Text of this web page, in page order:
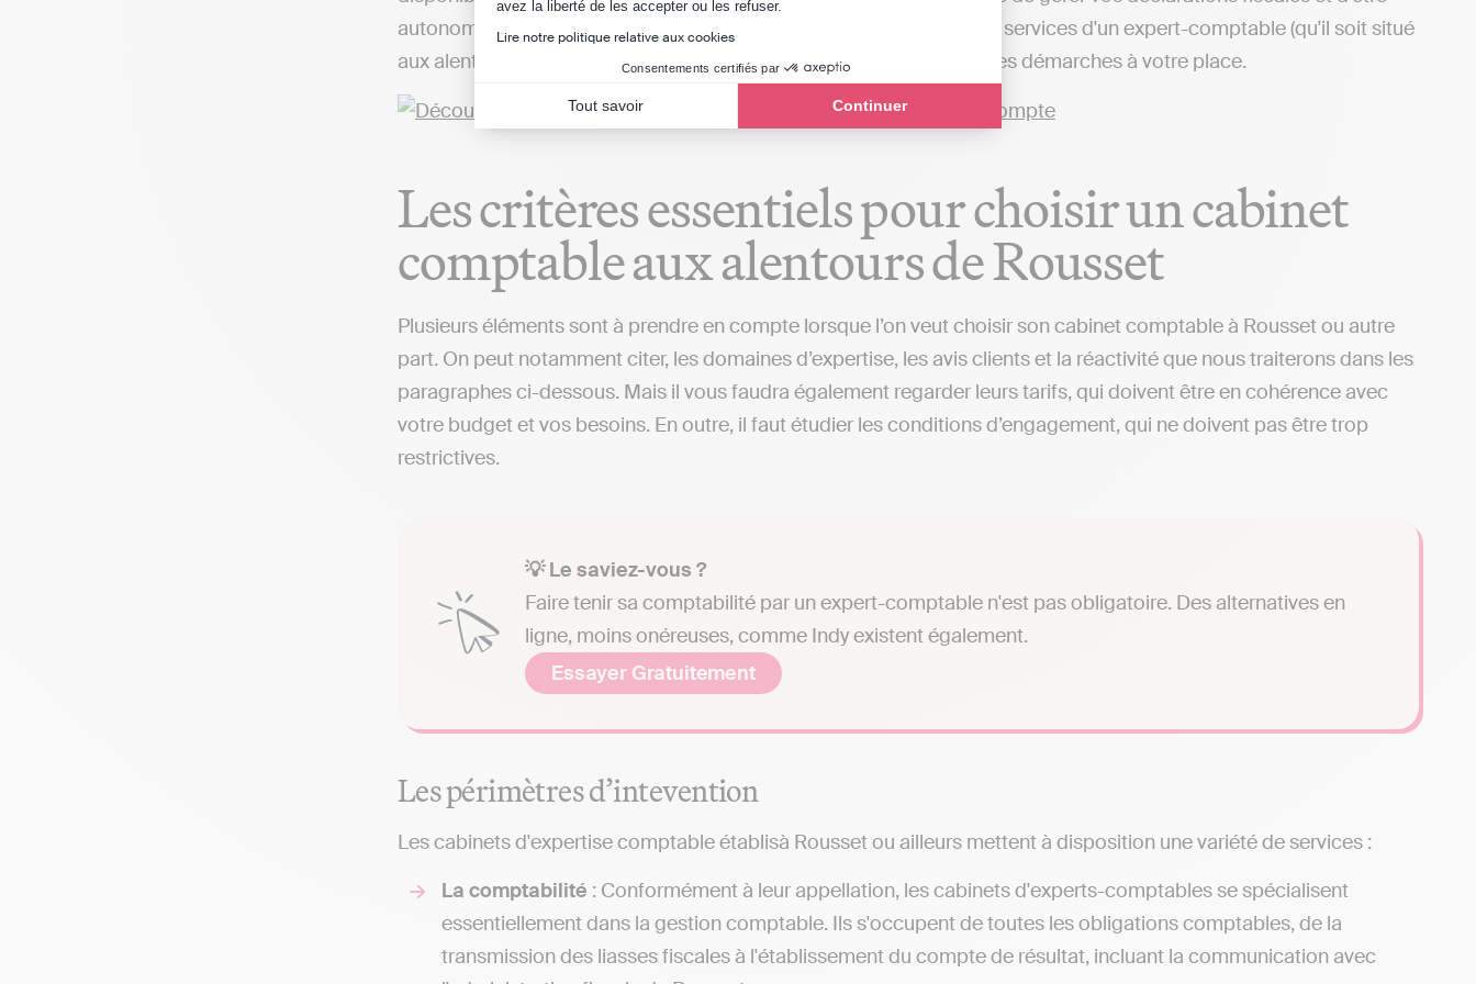
avez la liberté de les accepter ou les refuser.
Lire notre politique relative aux cookies
Consentements certifiés par
Tout savoir Continuer
autonome dans la gestion comptable, une alternative différente des services d'un expert-comptable (qu'il soit situé
aux alentours de Rousset ou dans d'autres localités), qui s'occupe des démarches à votre place.
Les critères essentiels pour choisir un cabinet
comptable aux alentours de Rousset
Plusieurs éléments sont à prendre en compte lorsque l’on veut choisir son cabinet comptable à Rousset ou autre
part. On peut notamment citer, les domaines d’expertise, les avis clients et la réactivité que nous traiterons dans les
paragraphes ci-dessous. Mais il vous faudra également regarder leurs tarifs, qui doivent être en cohérence avec
votre budget et vos besoins. En outre, il faut étudier les conditions d’engagement, qui ne doivent pas être trop
restrictives.
💡 Le saviez-vous ?
Faire tenir sa comptabilité par un expert-comptable n'est pas obligatoire. Des alternatives en
ligne, moins onéreuses, comme Indy existent également.
Essayer Gratuitement
Les périmètres d’intevention
Les cabinets d'expertise comptable établisà Rousset ou ailleurs mettent à disposition une variété de services :
La comptabilité : Conformément à leur appellation, les cabinets d'experts-comptables se spécialisent
essentiellement dans la gestion comptable. Ils s'occupent de toutes les obligations comptables, de la
transmission des liasses fiscales à l'établissement du compte de résultat, incluant la communication avec